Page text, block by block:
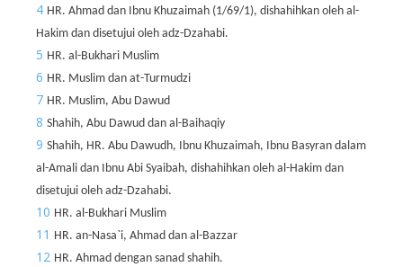
4 HR. Ahmad dan Ibnu Khuzaimah (1/69/1), dishahihkan oleh al-
Hakim dan disetujui oleh adz-Dzahabi.
5 HR. al-Bukhari Muslim
6 HR. Muslim dan at-Turmudzi
7 HR. Muslim, Abu Dawud
8 Shahih, Abu Dawud dan al-Baihaqiy
9 Shahih, HR. Abu Dawudh, Ibnu Khuzaimah, Ibnu Basyran dalam
al-Amali dan Ibnu Abi Syaibah, dishahihkan oleh al-Hakim dan
disetujui oleh adz-Dzahabi.
10 HR. al-Bukhari Muslim
11 HR. an-Nasa`i, Ahmad dan al-Bazzar
12 HR. Ahmad dengan sanad shahih.